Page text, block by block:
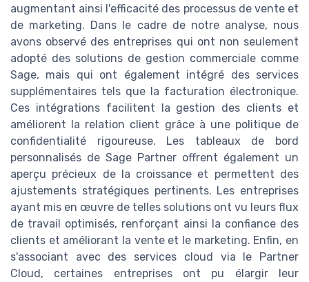
augmentant ainsi l'efficacité des processus de vente et
de marketing. Dans le cadre de notre analyse, nous
avons observé des entreprises qui ont non seulement
adopté des solutions de gestion commerciale comme
Sage, mais qui ont également intégré des services
supplémentaires tels que la facturation électronique.
Ces intégrations facilitent la gestion des clients et
améliorent la relation client grâce à une politique de
confidentialité rigoureuse. Les tableaux de bord
personnalisés de Sage Partner offrent également un
aperçu précieux de la croissance et permettent des
ajustements stratégiques pertinents. Les entreprises
ayant mis en œuvre de telles solutions ont vu leurs flux
de travail optimisés, renforçant ainsi la confiance des
clients et améliorant la vente et le marketing. Enfin, en
s'associant avec des services cloud via le Partner
Cloud, certaines entreprises ont pu élargir leur